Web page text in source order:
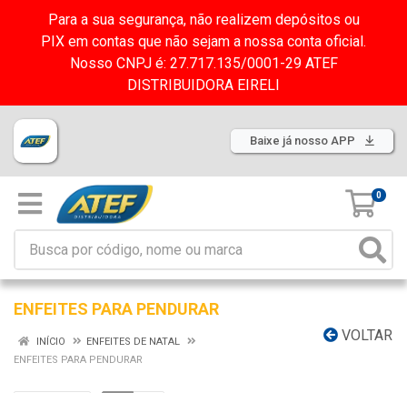
Para a sua segurança, não realizem depósitos ou
PIX em contas que não sejam a nossa conta oficial.
Nosso CNPJ é: 27.717.135/0001-29 ATEF
DISTRIBUIDORA EIRELI
Baixe já nosso APP
0
ENFEITES PARA PENDURAR
VOLTAR
INÍCIO
ENFEITES DE NATAL
ENFEITES PARA PENDURAR